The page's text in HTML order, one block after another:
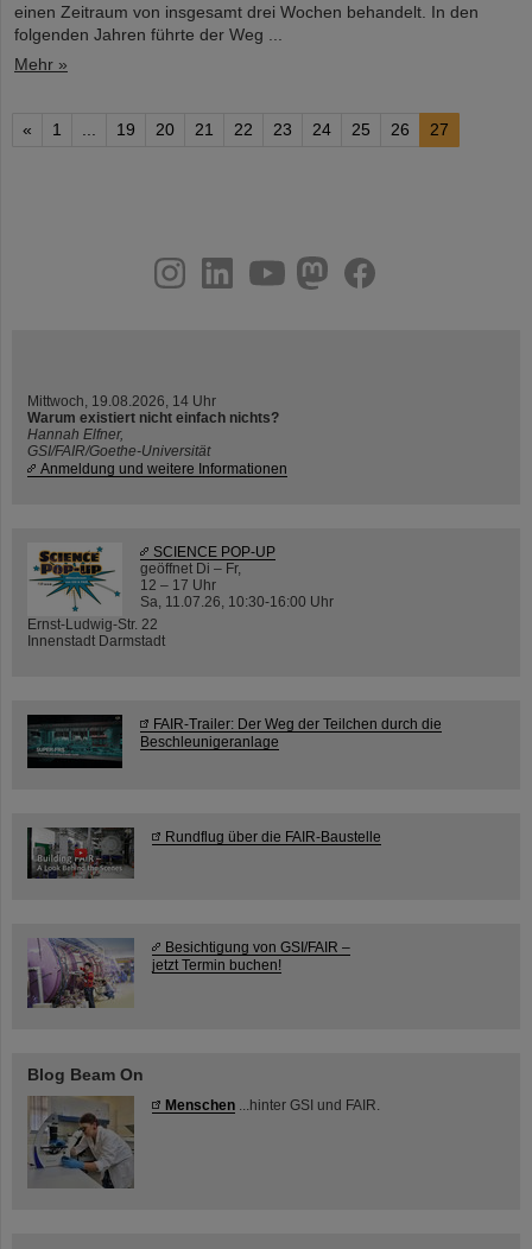
einen Zeitraum von insgesamt drei Wochen behandelt. In den
folgenden Jahren führte der Weg ...
Mehr »
« 1 19 20 21 22 23 24 25 26 27
youtube
helmholtz.social
facebook
Mittwoch, 19.08.2026, 14 Uhr
Warum existiert nicht einfach nichts?
Hannah Elfner,
GSI/FAIR/Goethe-Universität
Anmeldung und weitere Informationen
SCIENCE POP-UP
geöffnet Di – Fr,
12 – 17 Uhr
Sa, 11.07.26, 10:30-16:00 Uhr
Ernst-Ludwig-Str. 22
Innenstadt Darmstadt
FAIR-Trailer: Der Weg der Teilchen durch die
Beschleunigeranlage
Rundflug über die FAIR-Baustelle
Besichtigung von GSI/FAIR –
jetzt Termin buchen!
Blog Beam On
Menschen ...hinter GSI und FAIR.